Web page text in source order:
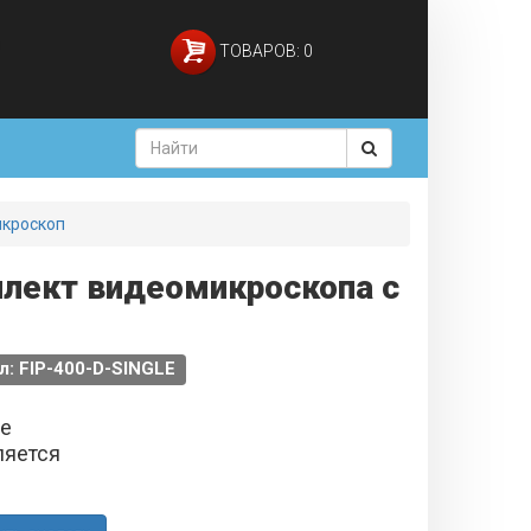
ТОВАРОВ: 0
видеомикроскопа с
FIP-400-D-SINGLE